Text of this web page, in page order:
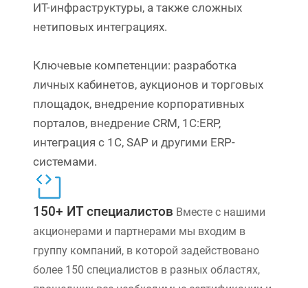
ИТ-инфраструктуры, а также сложных
нетиповых интеграциях.
Ключевые компетенции: разработка
личных кабинетов, аукционов и торговых
площадок, внедрение корпоративных
порталов, внедрение CRM, 1С:ERP,
интеграция с 1С, SAP и другими ERP-
системами.
150+ ИТ специалистов Вместе с нашими
акционерами и партнерами мы входим в
группу компаний, в которой задействовано
более 150 специалистов в разных областях,